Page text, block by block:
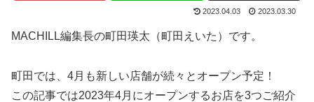
2023.04.03 2023.03.30
MACHILL編集長の町田瑛太（町田えいた）です。
町田では、4月も新しい店舗が続々とオープン予定！
この記事では2023年4月にオープンするお店を3つご紹介